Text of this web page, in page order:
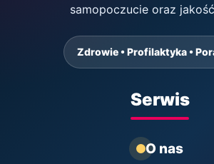
samopoczucie oraz
Zdrowie • Profilaktyka •
Serwis
O nas